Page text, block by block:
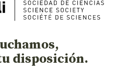
disposición.